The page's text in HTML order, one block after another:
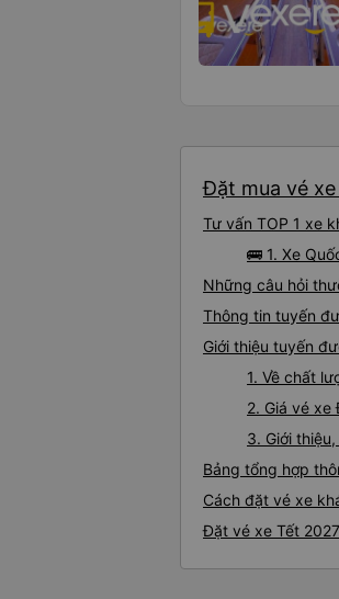
Đặt mua vé
Tư vấn TOP 1 xe
🚌 1. Xe
Những câu hỏi
Thông tin tuyến
Giới thiệu tuyến
1. Về chất
2. Giá vé xe
3. Giới
Bảng tổng hợp
Cách đặt vé xe
Đặt vé xe Tết